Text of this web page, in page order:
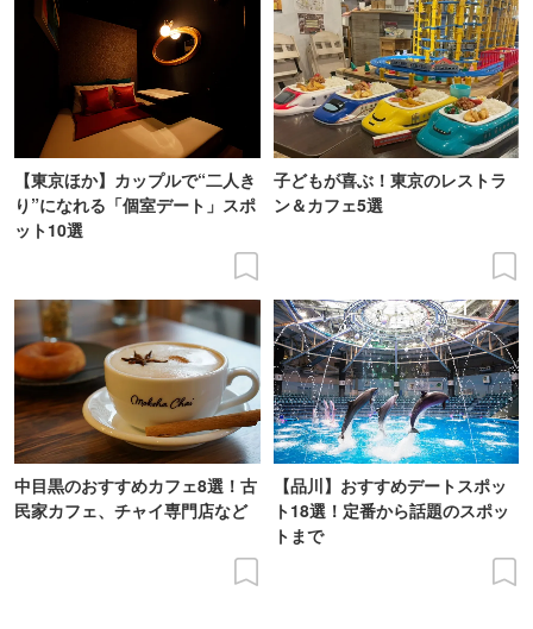
【東京ほか】カップルで“二人き
り”になれる「個室デート」スポ
ット10選
子どもが喜ぶ！東京のレストラ
ン＆カフェ5選
中目黒のおすすめカフェ8選！古
民家カフェ、チャイ専門店など
【品川】おすすめデートスポッ
ト18選！定番から話題のスポッ
トまで